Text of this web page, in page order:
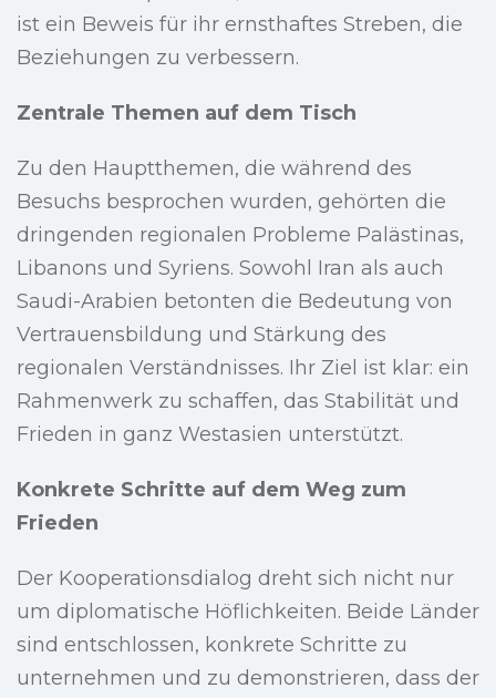
ist ein Beweis für ihr ernsthaftes Streben, die
Beziehungen zu verbessern.
Zentrale Themen auf dem Tisch
Zu den Hauptthemen, die während des
Besuchs besprochen wurden, gehörten die
dringenden regionalen Probleme Palästinas,
Libanons und Syriens. Sowohl Iran als auch
Saudi-Arabien betonten die Bedeutung von
Vertrauensbildung und Stärkung des
regionalen Verständnisses. Ihr Ziel ist klar: ein
Rahmenwerk zu schaffen, das Stabilität und
Frieden in ganz Westasien unterstützt.
Konkrete Schritte auf dem Weg zum
Frieden
Der Kooperationsdialog dreht sich nicht nur
um diplomatische Höflichkeiten. Beide Länder
sind entschlossen, konkrete Schritte zu
unternehmen und zu demonstrieren, dass der